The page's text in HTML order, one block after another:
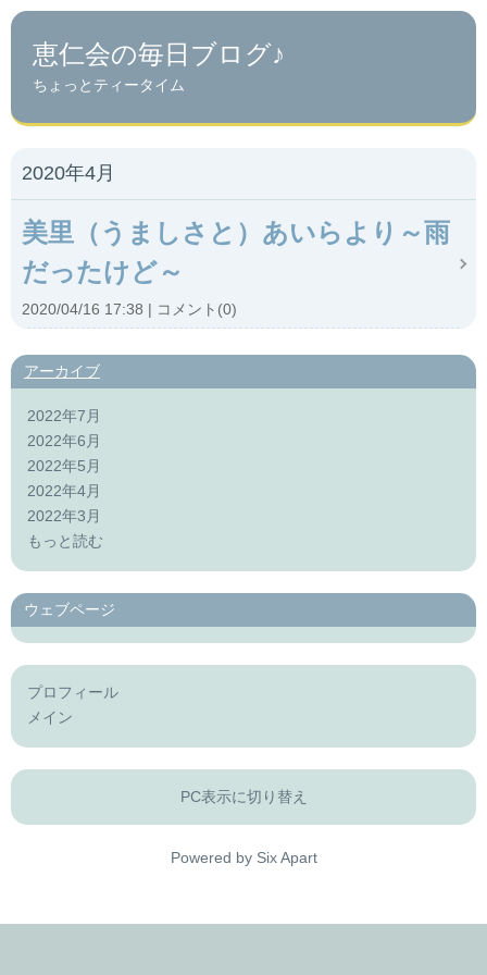
恵仁会の毎日ブログ♪
ちょっとティータイム
2020年4月
美里（うましさと）あいらより～雨
だったけど～
2020/04/16 17:38 コメント(0)
アーカイブ
2022年7月
2022年6月
2022年5月
2022年4月
2022年3月
もっと読む
ウェブページ
プロフィール
メイン
PC表示に切り替え
Powered by Six Apart